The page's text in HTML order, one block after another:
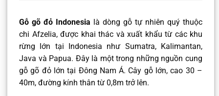
Gỗ gõ đỏ Indonesia là dòng gỗ tự nhiên quý thuộc
chi Afzelia, được khai thác và xuất khẩu từ các khu
rừng lớn tại Indonesia như Sumatra, Kalimantan,
Java và Papua. Đây là một trong những nguồn cung
gỗ gõ đỏ lớn tại Đông Nam Á. Cây gỗ lớn, cao 30 –
40m, đường kính thân từ 0,8m trở lên.